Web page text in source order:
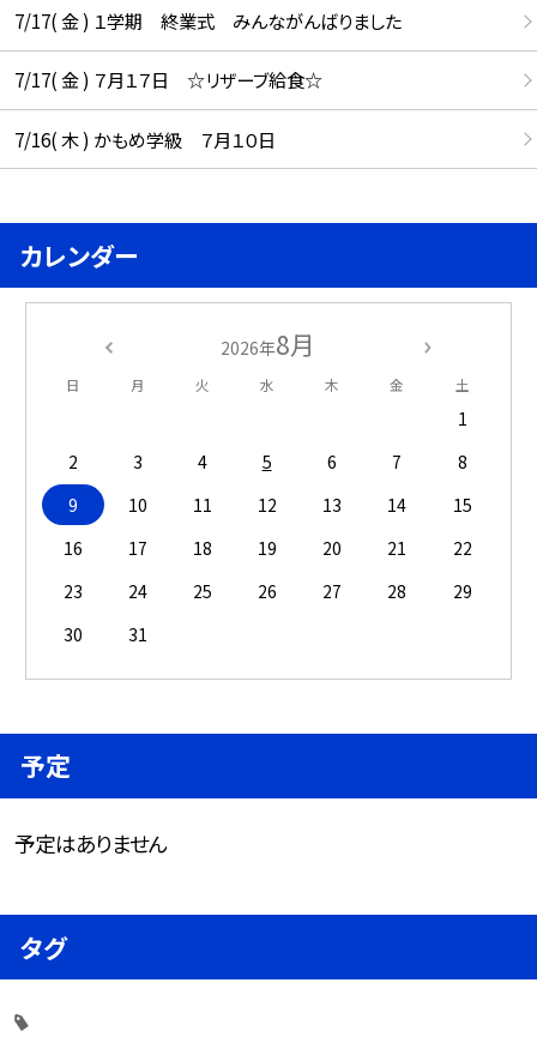
7/17( 金 ) １学期 終業式 みんながんばりました
7/17( 金 ) ７月１７日 ☆リザーブ給食☆
7/16( 木 ) かもめ学級 ７月１０日
カレンダー
2026年8月
日 月 火 水 木 金 土
1
2
3 4 5 6 7
8
9
10 11 12 13 14
15
16
17 18 19 20 21
22
23
24 25 26 27 28
29
30
31
予定
予定はありません
タグ